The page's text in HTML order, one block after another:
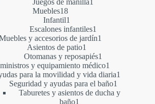
Juegos de manilla1
Muebles1818
productos
Infantil1
producto
Escalones infantiles1
producto
y accesorios de jardín1
Asientos de patio1
producto
Otomanas y reposapiés1
producto
y equipamiento médico1
producto
para la movilidad y vida diaria1
Seguridad y ayudas para el baño1
producto
Taburetes y asientos de ducha y
baño1